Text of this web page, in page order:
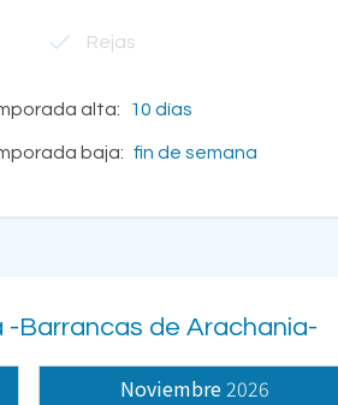
Rejas
alta: 10 días
baja: fin de semana
-Barrancas de Arachania-
Noviembre2026